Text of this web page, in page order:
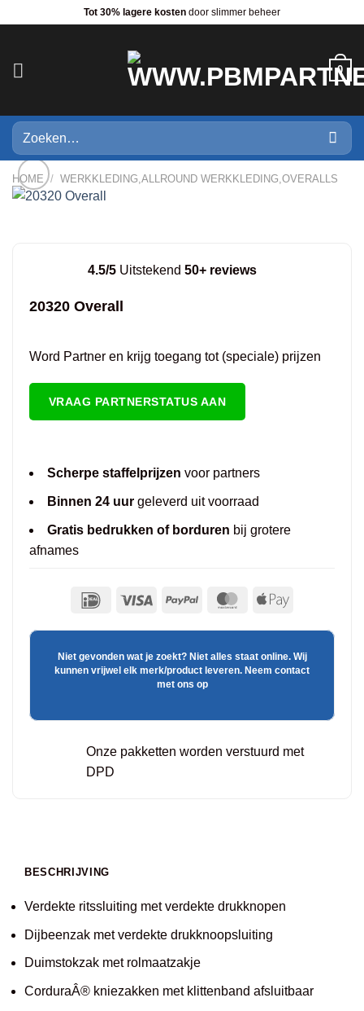
Tot 30% lagere kosten door slimmer beheer
0
Zoeken
naar:
HOME / WERKKLEDING,ALLROUND WERKKLEDING,OVERALLS
4.5/5 Uitstekend 50+ reviews
20320 Overall
Word Partner en krijg toegang tot (speciale) prijzen
VRAAG PARTNERSTATUS AAN
Scherpe staffelprijzen voor partners
Binnen 24 uurgeleverd uit voorraad
Gratis bedrukken of borduren bij grotere
afnames
Niet gevonden wat je zoekt? Niet alles staat online. Wij
kunnen vrijwel elk merk/product leveren. Neem contact
met ons op
Onze pakketten worden verstuurd met
DPD
BESCHRIJVING
Verdekte ritssluiting met verdekte drukknopen
Dijbeenzak met verdekte drukknoopsluiting
Duimstokzak met rolmaatzakje
CorduraÂ® kniezakken met klittenband afsluitbaar